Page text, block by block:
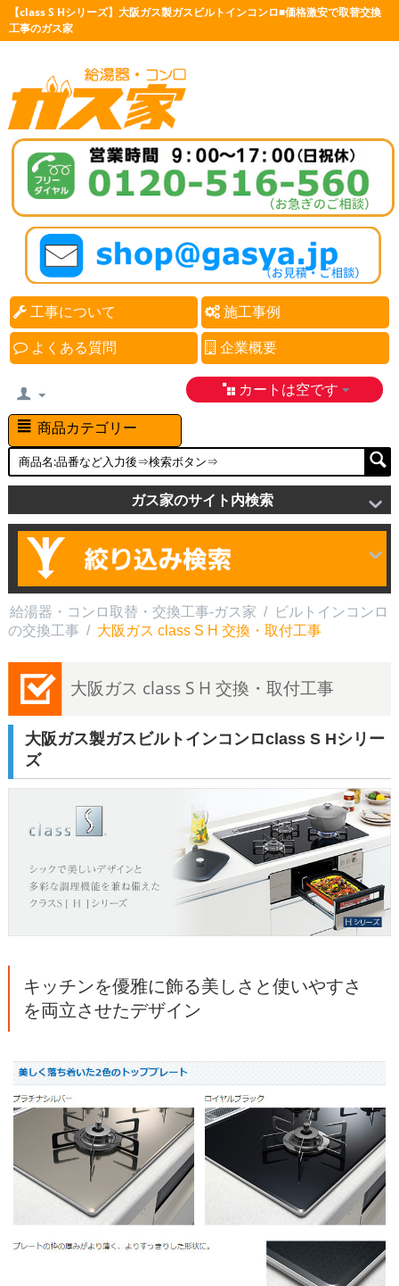
【class S Hシリーズ】大阪ガス製ガスビルトインコンロ■価格激安で取替交換
工事のガス家
工事について 施工事例
よくある質問 企業概要
カートは空です
商品カテゴリー
ガス家のサイト内検索
給湯器・コンロ取替・交換工事-ガス家 /
ビルトインコンロ
の交換工事 / 大阪ガス class S H 交換・取付工事
大阪ガス class S H 交換・取付工事
大阪ガス製ガスビルトインコンロclass S Hシリー
ズ
キッチンを優雅に飾る美しさと使いやすさ
を両立させたデザイン